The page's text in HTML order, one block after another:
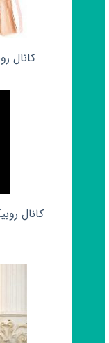
کانال
کانال